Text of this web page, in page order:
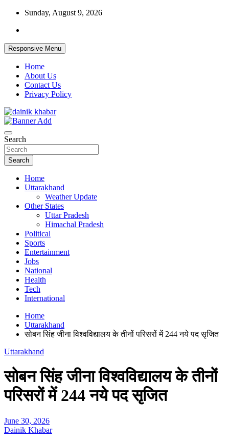
Skip
content
Sunday, August 9, 2026
Responsive Menu
Home
About Us
Contact Us
Privacy Policy
Dainikkhabar.in – Uttarakhand Daily
Hindi News Website
Search
Search
Home
Uttarakhand
Weather Update
Other States
Uttar Pradesh
Himachal Pradesh
Political
Sports
Entertainment
Jobs
National
Health
Tech
International
Home
Uttarakhand
सोबन सिंह जीना विश्वविद्यालय के तीनों परिसरों में 244 नये पद सृजित
Uttarakhand
सोबन सिंह जीना विश्वविद्यालय के तीनों
परिसरों में 244 नये पद सृजित
June 30, 2026
Dainik Khabar